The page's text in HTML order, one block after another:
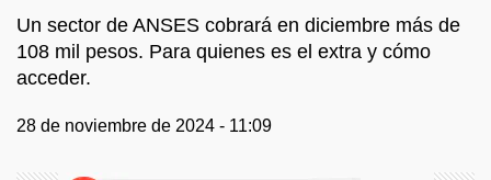
Un sector de ANSES cobrará en diciembre más de
108 mil pesos. Para quienes es el extra y cómo
acceder.
28 de noviembre de 2024 - 11:09